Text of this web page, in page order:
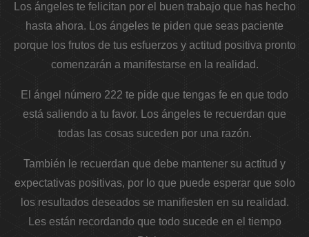
Los ángeles te felicitan por el buen trabajo que has hecho
hasta ahora. Los ángeles te piden que seas paciente
porque los frutos de tus esfuerzos y actitud positiva pronto
comenzarán a manifestarse en la realidad.
El ángel número 222 te pide que tengas fe en que todo
está saliendo a tu favor. Los ángeles te recuerdan que
todas las cosas suceden por una razón.
También le recuerdan que debe mantener su actitud y
expectativas positivas, por lo que puede esperar que solo
los resultados deseados se manifiesten en su realidad.
Les están recordando que todo sucede en el tiempo